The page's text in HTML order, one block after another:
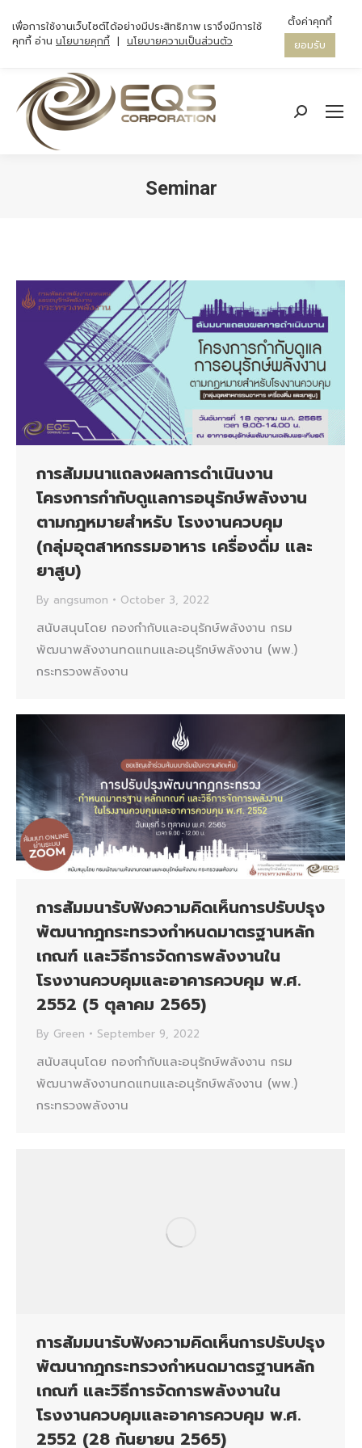
Search:
Seminar
การสัมมนาแถลงผลการดำเนินงาน
โครงการกำกับดูแลการอนุรักษ์พลังงาน
ตามกฎหมายสำหรับ โรงงานควบคุม
(กลุ่มอุตสาหกรรมอาหาร เครื่องดื่ม และ
ยาสูบ)
By angsumon October 3, 2022
สนับสนุนโดย กองกำกับและอนุรักษ์พลังงาน กรม
พัฒนาพลังงานทดแทนและอนุรักษ์พลังงาน (พพ.)
กระทรวงพลังงาน
การสัมมนารับฟังความคิดเห็นการปรับปรุง
พัฒนากฎกระทรวงกำหนดมาตรฐานหลัก
เกณฑ์ และวิธีการจัดการพลังงานใน
โรงงานควบคุมและอาคารควบคุม พ.ศ.
2552 (5 ตุลาคม 2565)
By Green September 9, 2022
สนับสนุนโดย กองกำกับและอนุรักษ์พลังงาน กรม
พัฒนาพลังงานทดแทนและอนุรักษ์พลังงาน (พพ.)
กระทรวงพลังงาน
การสัมมนารับฟังความคิดเห็นการปรับปรุง
พัฒนากฎกระทรวงกำหนดมาตรฐานหลัก
เกณฑ์ และวิธีการจัดการพลังงานใน
โรงงานควบคุมและอาคารควบคุม พ.ศ.
2552 (28 กันยายน 2565)
เพื่อการใช้งานเว็บไซต์ได้อย่างมีประสิทธิภาพ เราจึงมีการใช้
คุกกี้ อ่าน นโยบายคุกกี้ | นโยบายความเป็นส่วนตัว
ตั้งค่าคุกกี้
ยอมรับ